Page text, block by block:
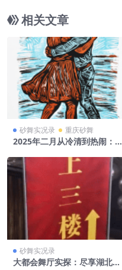
相关文章
砂舞实况录 重庆砂舞
2025年二月从冷清到热闹：内
砂舞实况录
大都会舞厅实探：尽享湖北武